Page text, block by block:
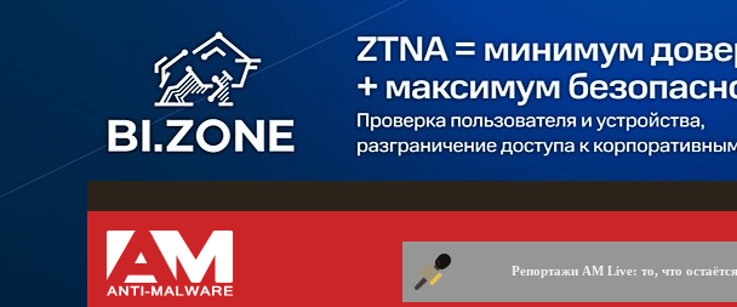
Репортажи AM Live: то, что